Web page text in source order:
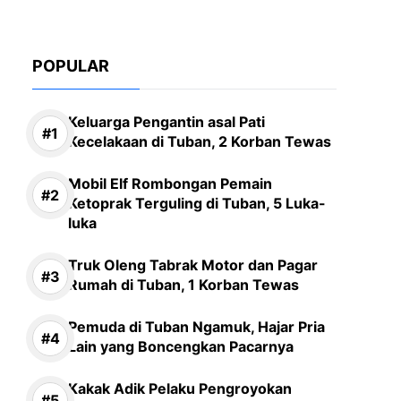
POPULAR
Keluarga Pengantin asal Pati
Kecelakaan di Tuban, 2 Korban Tewas
Mobil Elf Rombongan Pemain
Ketoprak Terguling di Tuban, 5 Luka-
luka
Truk Oleng Tabrak Motor dan Pagar
Rumah di Tuban, 1 Korban Tewas
Pemuda di Tuban Ngamuk, Hajar Pria
Lain yang Boncengkan Pacarnya
Kakak Adik Pelaku Pengroyokan